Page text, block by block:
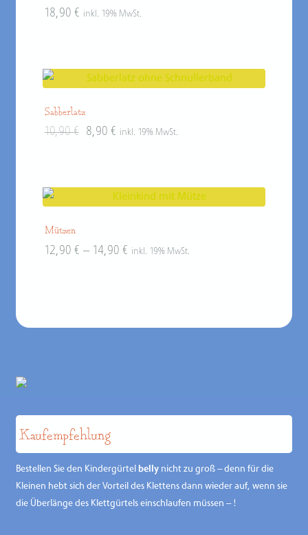
18,90 € inkl. 19% MwSt.
Sabberlatz
10,90€
Original
8,90 € Current
inkl. 19% MwSt.
Mützen
12,90 € – 14,90 € inkl. 19% MwSt.
Kauf­empfehlung
Bestellen Sie den Kindergürtel bellynicht zu groß – denn für die
Kleinen hebt sich der Vorteil des Klettens dann wieder auf, wenn sie
die Überlänge des Klettgürtels einschlaufen müssen – !